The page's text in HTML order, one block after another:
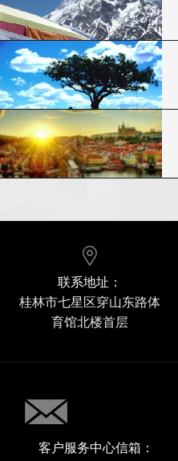
联系地址：
桂林市七星区穿山东路体
育馆北楼首层
客户服务中心信箱：